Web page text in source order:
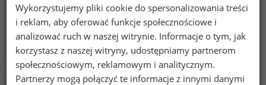
Sprawdź ile powinieneś zarabiać
Wykorzystujemy pliki cookie do spersonalizowania treści
i reklam, aby oferować funkcje społecznościowe i
analizować ruch w naszej witrynie. Informacje o tym, jak
korzystasz z naszej witryny, udostępniamy partnerom
społecznościowym, reklamowym i analitycznym.
Partnerzy mogą połączyć te informacje z innymi danymi